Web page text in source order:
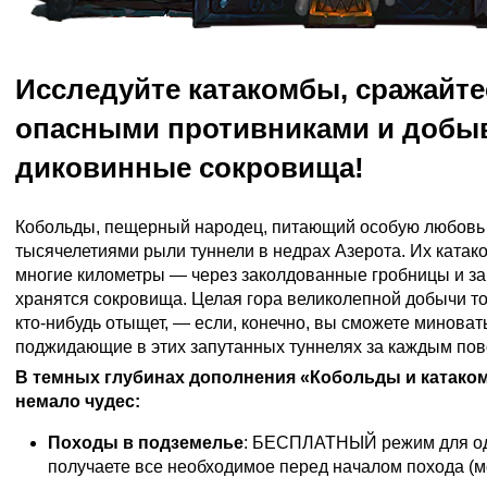
Исследуйте катакомбы,
опасными противниками и
диковинные сокровища!
Кобольды, пещерный народец, питающий особую любовь
тысячелетиями рыли туннели в недрах Азерота. Их
многие километры — через заколдованные гробницы и
хранятся сокровища. Целая гора великолепной добычи
кто-нибудь отыщет, — если, конечно, вы сможете
поджидающие в этих запутанных туннелях за каждым
В темных глубинах дополнения «Кобольды и
немало чудес:
Походы в подземелье: БЕСПЛАТНЫЙ режим для
получаете все необходимое перед началом похода